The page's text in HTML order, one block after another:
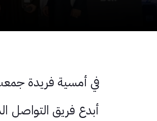
في أمسية فريدة جمعت الإنجاز
أبدع فريق التواصل